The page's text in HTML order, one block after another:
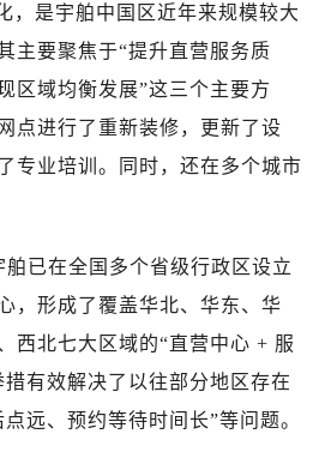
湖北省黄石市黄石港区武汉路宇舶售后服务中心（需提前预约）
湖北省荆门市东宝中天街步行街宇舶售后服务中心（需提前预约）
湖北省荆州市荆州区荆中路宇舶售后服务中心（需提前预约）
湖北省十堰市茅箭区人民北路宇舶售后服务中心（需提前预约）
湖南省常德市武陵区人民路宇舶售后服务中心（需提前预约）
湖南省郴州市北湖区国庆北路宇舶售后服务中心（需提前预约）
湖南省衡阳市雁峰区解放路宇舶售后服务中心（需提前预约）
湖南省怀化市鹤城区迎丰中路宇舶售后服务中心（需提前预约）
，是宇舶中国区近年来规模较大
主要聚焦于“提升直营服务质
区域均衡发展”这三个主要方
点进行了重新装修，更新了设
专业培训。同时，还在多个城市
舶已在全国多个省级行政区设立
，形成了覆盖华北、华东、华
西北七大区域的“直营中心 + 服
有效解决了以往部分地区存在
远、预约等待时间长”等问题。